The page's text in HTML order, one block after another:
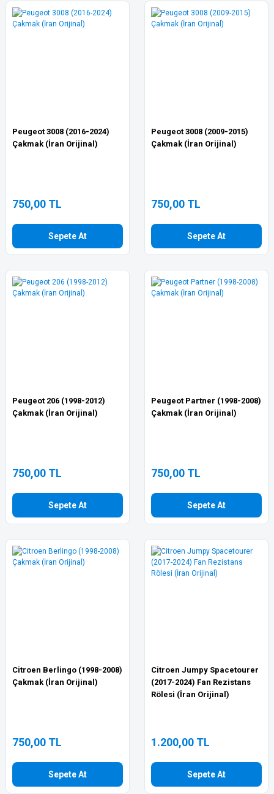
Peugeot 3008 (2016-2024)
Çakmak (İran Orijinal)
750,00 TL
Sepete At
Peugeot 3008 (2009-2015)
Çakmak (İran Orijinal)
750,00 TL
Sepete At
Peugeot 206 (1998-2012)
Çakmak (İran Orijinal)
750,00 TL
Sepete At
Peugeot Partner (1998-2008)
Çakmak (İran Orijinal)
750,00 TL
Sepete At
Citroen Berlingo (1998-2008)
Çakmak (İran Orijinal)
750,00 TL
Sepete At
Citroen Jumpy Spacetourer
(2017-2024) Fan Rezistans
Rölesi (İran Orijinal)
1.200,00 TL
Sepete At